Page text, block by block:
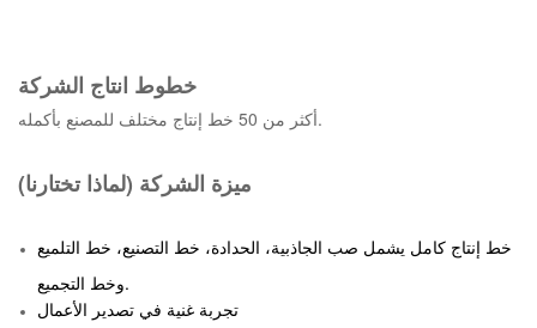
خطوط انتاج الشركة
أكثر من 50 خط إنتاج مختلف للمصنع بأكمله.
ميزة الشركة (لماذا تختارنا)
خط إنتاج كامل يشمل صب الجاذبية، الحدادة، خط التصنيع، خط التلميع
تجربة غنية في تصدير الأعمال